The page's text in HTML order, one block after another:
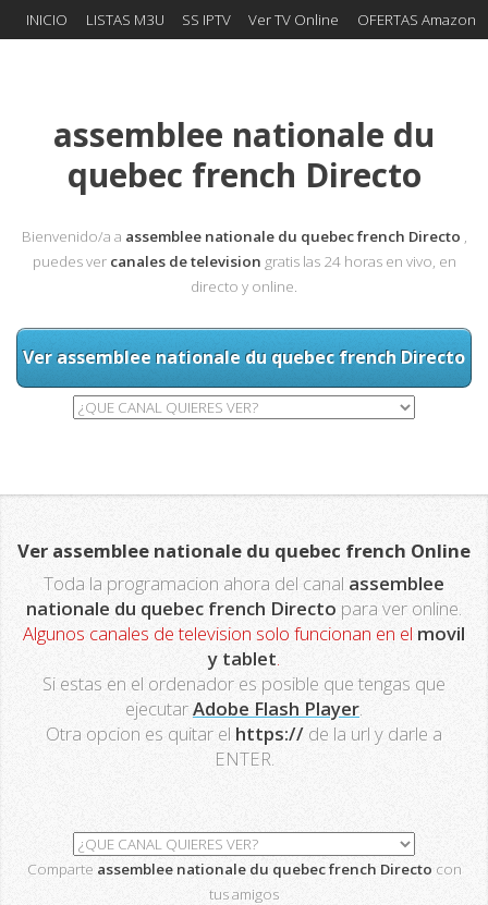
INICIO LISTAS M3U SS IPTV Ver TV Online OFERTAS Amazon
assemblee nationale du
quebec french Directo
Bienvenido/a a assemblee nationale du quebec french Directo ,
puedes ver canales de television gratis las 24 horas en vivo, en
directo y online.
Ver assemblee nationale du quebec french Directo
Ver assemblee nationale du quebec french Online
Toda la programacion ahora del canal assemblee
nationale du quebec french Directo para ver online.
Algunos canales de television solo funcionan en el movil
y tablet.
Si estas en el ordenador es posible que tengas que
ejecutarAdobe Flash Player.
Otra opcion es quitar el https:// de la url y darle a
ENTER.
Comparte assemblee nationale du quebec french Directo con
tus amigos